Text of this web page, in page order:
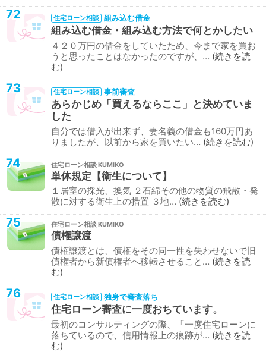
72 住宅ローン相談 組み込む借金
組み込む借金・組み込む方法で何とかしたい
４２０万円の借金をしていたため、今まで家を買お
うと思ったことはなかったのですが、… 続きを読
む
73 住宅ローン相談 事前審査
あらかじめ「買えるならここ」と決めていま
した
自分では借入が出来ず、妻名義の借金も160万円あ
りましたが、以前から家を買いたい… 続きを読む
74 住宅ローン相談
単体規定【衛生について】
１居室の採光、換気 ２石綿その他の物質の飛散・発
散に対する衛生上の措置 ３地… 続きを読む
75 住宅ローン相談
債権譲渡
債権譲渡とは、債権をその同一性を失わせないで旧
債権者から新債権者へ移転させること… 続きを読
む
76 住宅ローン相談 独身で審査落ち
住宅ローン審査に一度おちています。
最初のコンサルティングの際、「一度住宅ローンに
落ちているので、信用情報上の痕跡が… 続きを読
む